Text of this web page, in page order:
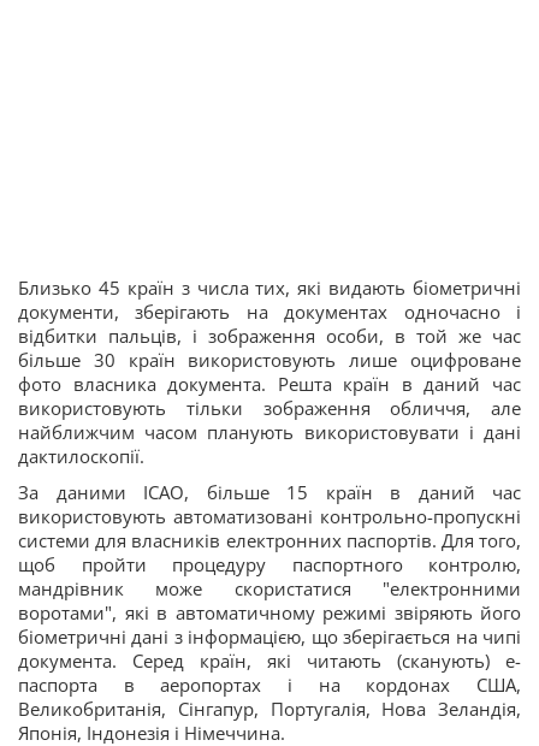
Близько 45 країн з числа тих, які видають біометричні
документи, зберігають на документах одночасно і
відбитки пальців, і зображення особи, в той же час
більше 30 країн використовують лише оцифроване
фото власника документа. Решта країн в даний час
використовують тільки зображення обличчя, але
найближчим часом планують використовувати і дані
дактилоскопії.
За даними ICAO, більше 15 країн в даний час
використовують автоматизовані контрольно-пропускні
системи для власників електронних паспортів. Для того,
щоб пройти процедуру паспортного контролю,
мандрівник може скористатися "електронними
воротами", які в автоматичному режимі звіряють його
біометричні дані з інформацією, що зберігається на чипі
документа. Серед країн, які читають (сканують) е-
паспорта в аеропортах і на кордонах США,
Великобританія, Сінгапур, Португалія, Нова Зеландія,
Японія, Індонезія і Німеччина.